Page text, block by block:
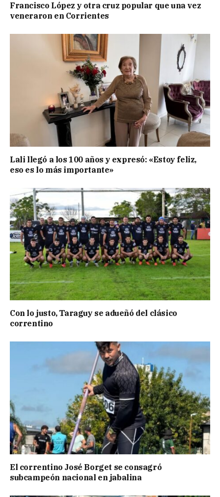
Francisco López y otra cruz popular que una vez
veneraron en Corrientes
Lali llegó a los 100 años y expresó: «Estoy feliz,
eso es lo más importante»
Con lo justo, Taraguy se adueñó del clásico
correntino
El correntino José Borget se consagró
subcampeón nacional en jabalina